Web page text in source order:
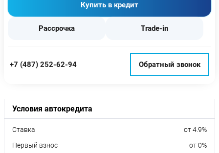
Купить в кредит
Рассрочка Trade-in
+7 (487) 252-62-94 Обратный звонок
Условия автокредита
Ставка
от 4.9%
Первый взнос
от 0%